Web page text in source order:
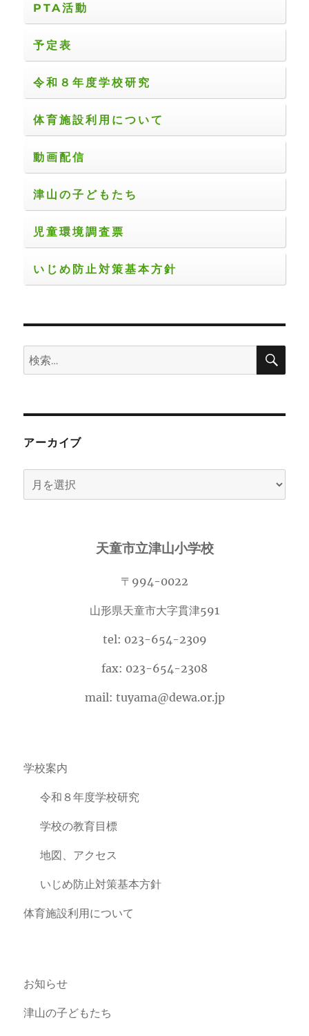
PTA活動
予定表
令和８年度学校研究
体育施設利用について
動画配信
津山の子どもたち
児童環境調査票
いじめ防止対策基本方針
検
索:
検
アーカイブ
ー
天童市立津山小学校
〒994-0022
山形県天童市大字貫津591
tel: 023-654-2309
fax: 023-654-2308
mail: tuyama@dewa.or.jp
学校案内
令和８年度学校研究
学校の教育目標
地図、アクセス
いじめ防止対策基本方針
体育施設利用について
お知らせ
津山の子どもたち